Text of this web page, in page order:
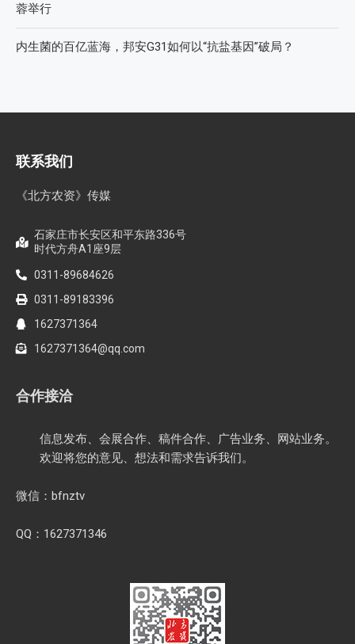
蓉举行
内生菌的百亿蓝海，邦安G31如何以“抗盐基因”破局？
联系我们
《北方农资》传媒
石家庄市长安区和平东路336号
时代方舟A1座9层
0311-89684626
0311-89183396
1627371364
1627371364@qq.com
合作接洽
信息发布、会展合作、稿件合作、广告业务、网站业务。
欢迎将您的意见、想法和需求告诉我们。
微信：bfnztv
QQ：1627371346